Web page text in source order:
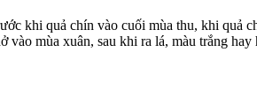
khi quả chín vào cuối mùa thu, khi quả
mùa xuân, sau khi ra lá, màu trắng